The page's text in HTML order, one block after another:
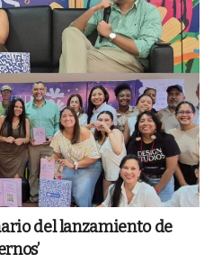
del lanzamiento de